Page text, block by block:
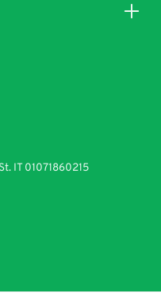
IT 01071860215